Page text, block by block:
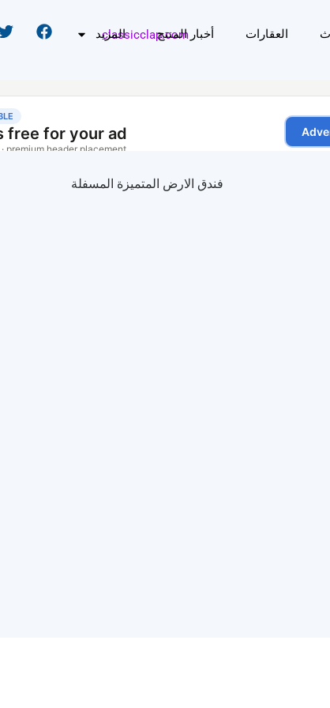
العقارات أخبار المنتج المزيد